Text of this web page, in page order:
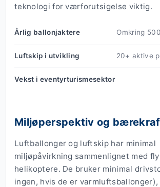
teknologi for værforutsigelse viktig.
Årlig ballonjaktere Omkring
Luftskip i utvikling 20+ aktive
Vekst i eventyrturismesektor
Miljøperspektiv og
Luftballonger og luftskip har minimal
miljøpåvirkning sammenlignet med fly
helikoptere. De bruker minimal
ingen, hvis de er varmluftsballonger),